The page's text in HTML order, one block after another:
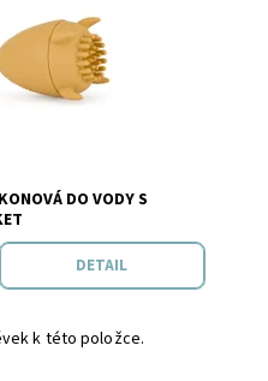
DO VODY S
DETAIL
k této položce.